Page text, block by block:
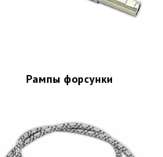
Рампы форсунки